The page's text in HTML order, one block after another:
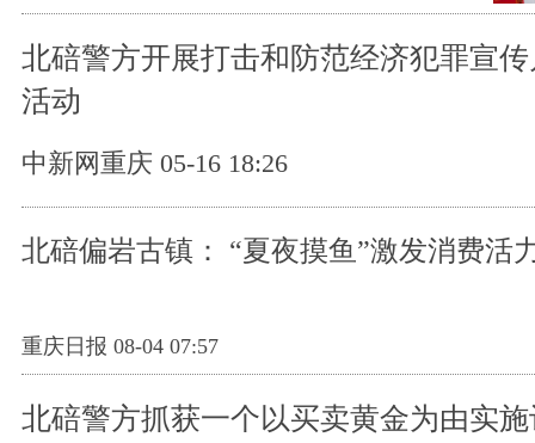
北碚警方开展打击和防范经济犯罪宣
活动
中新网重庆 05-16 18:26
北碚偏岩古镇： “夏夜摸鱼”激发消费活
重庆日报 08-04 07:57
北碚警方抓获一个以买卖黄金为由实